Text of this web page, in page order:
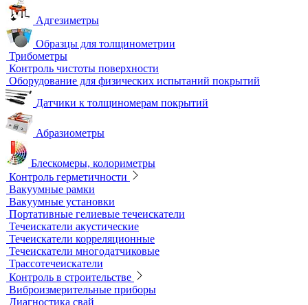
Импедансный контроль
Импедансные дефектоскопы
Тестеры
Контроль изоляции и покрытий
Контроль качества покрытий
Адгезиметры
Образцы для толщинометрии
Трибометры
Контроль чистоты поверхности
Оборудование для физических испытаний покрытий
Датчики к толщиномерам покрытий
Абразиометры